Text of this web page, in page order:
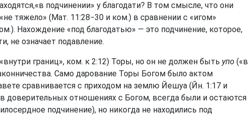
подчинении» у благодати? В том смысле, что они
тяжело» (Мат. 11:28−30 и ком.) в сравнении с «игом»
Нахождение «под благодатью» — это подчинение, которое,
не означает подавление.
границ», ком. к 2:12) Торы, но он не должен быть упо («в
Само дарование Торы Богом было актом
сравнивается с приходом на землю Йешуа (Йн. 1:17 и
доверительных отношениях с Богом, всегда были и остаются
подчинение), но никогда не находились под